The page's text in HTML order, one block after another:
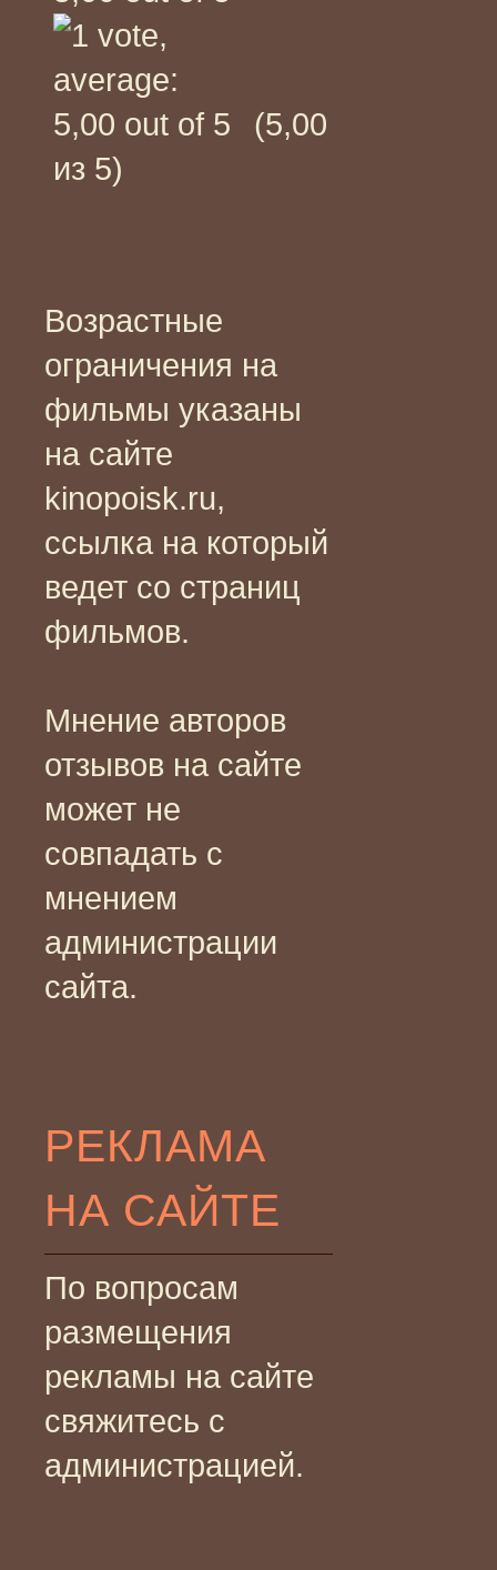
(5,00
из 5)
Возрастные
ограничения на
фильмы указаны
на сайте
kinopoisk.ru,
ссылка на который
ведет со страниц
фильмов.
Мнение авторов
отзывов на сайте
может не
совпадать с
мнением
администрации
сайта.
РЕКЛАМА
НА САЙТЕ
По вопросам
размещения
рекламы на сайте
свяжитесь с
администрацией.